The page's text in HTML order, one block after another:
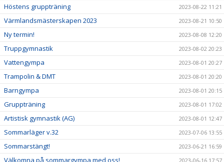
Höstens gruppträning 2023-08-22 11:21
Värmlandsmästerskapen 2023 2023-08-21 10:50
Ny termin! 2023-08-08 12:20
Truppgymnastik 2023-08-02 20:23
Vattengympa 2023-08-01 20:27
Trampolin & DMT 2023-08-01 20:20
Barngympa 2023-08-01 20:15
Gruppträning 2023-08-01 17:02
Artistisk gymnastik (AG) 2023-08-01 12:47
Sommarläger v.32 2023-07-06 13:55
Sommarstängt! 2023-06-21 16:59
Välkomna på sommargympa med oss! 2023-06-16 17:57